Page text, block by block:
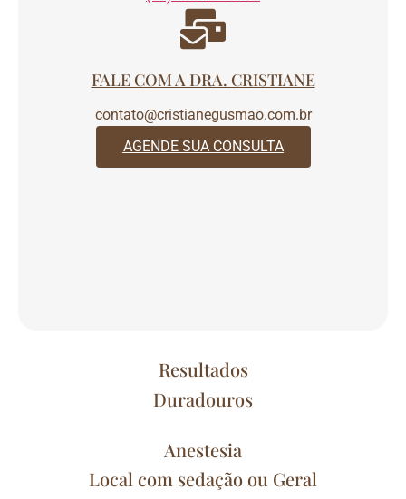
FALE COM A DRA. CRISTIANE
contato@cristianegusmao.com.br
AGENDE SUA CONSULTA
Resultados
Duradouros
Anestesia
Local com sedação ou Geral